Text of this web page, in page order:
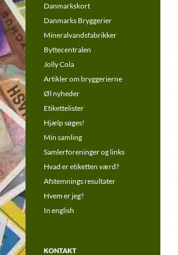
Danmarkskort
Danmarks Bryggerier
Mineralvandsfabrikker
Byttecentralen
Jolly Cola
Artikler om bryggerierne
Øl nyheder
Etikettelister
Hjælp søges!
Min samling
Samlerforeninger og links
Hvad er etiketten værd?
Afstemnings resultater
Hvem er jeg?
In english
KONTAKT